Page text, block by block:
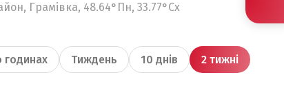
Грамівка, 48.64°Пн, 33.77°Сх
годинах Тиждень 10 днів 2 тижні